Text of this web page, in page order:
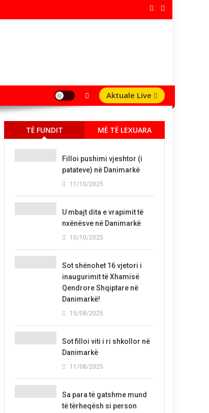
Aktuale Live
TË FUNDIT MË TË LEXUARA
Filloi pushimi vjeshtor (i
patateve) në Danimarkë
11/10/2025
U mbajt dita e vrapimit të
nxënësve në Danimarkë
10/10/2025
Sot shënohet 16 vjetori i
inaugurimit të Xhamisë
Qendrore Shqiptare në
Danimarkë!
15/08/2025
Sot filloi viti i ri shkollor në
Danimarkë
11/08/2025
Sa para të gatshme mund
të tërheqësh si person